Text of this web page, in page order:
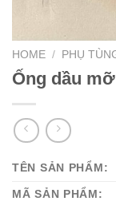
HOME / PHỤ
Ống dầu
TÊN SẢN PHẨM:
MÃ SẢN PHẨM: